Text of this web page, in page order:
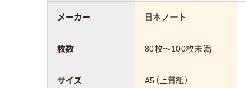
日本ノート
80枚～100枚未満
A5（上質紙）
メーカー
枚数
サイズ